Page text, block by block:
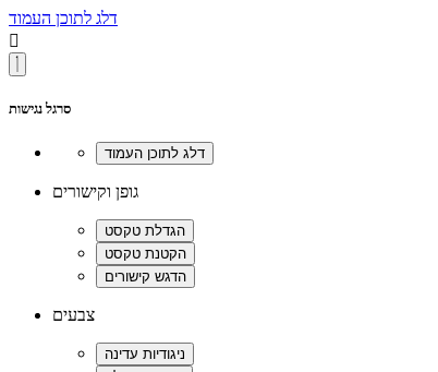
דלג לתוכן העמוד

סרגל נגישות
גופן וקישורים
צבעים